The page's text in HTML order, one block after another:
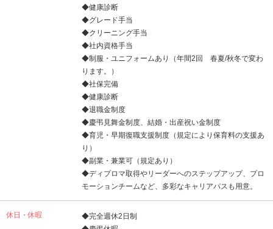
◆健康診断
◆グレード手当
◆クリーニング手当
◆社内資格手当
◆制服・ユニフォームあり（年間2回 春夏/秋冬で変わ
ります。）
◆社保完備
◆健康診断
◆退職金制度
◆慶弔見舞金制度、結婚・出産祝い金制度
◆育児・早期復職支援制度（規定により保育料の支援あ
り）
◆副業・兼業可（規定あり）
◆ディプロマ取得やリーダーへのステップアップ、プロ
モーションチームなど、多彩なキャリアパスも用意。
休日・休暇
◆完全週休2日制